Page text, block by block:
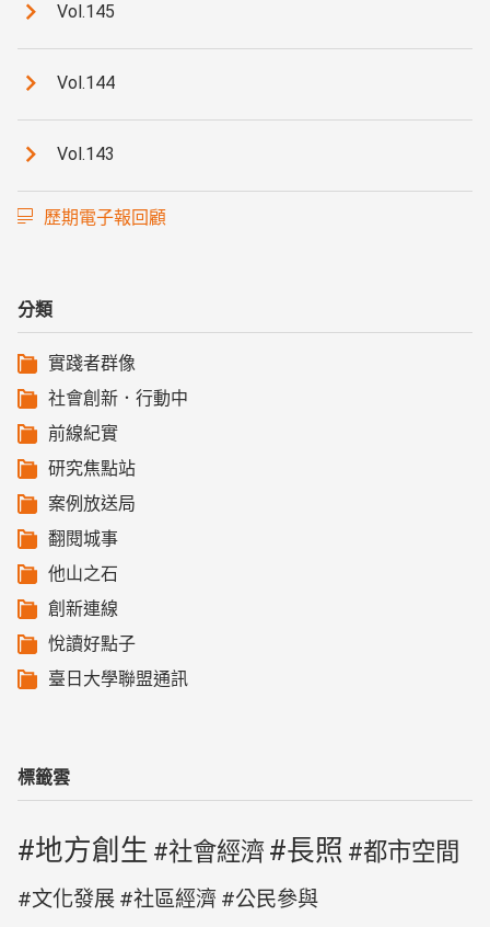
Vol.145
Vol.144
Vol.143
歷期電子報回顧
分類
實踐者群像
社會創新．行動中
前線紀實
研究焦點站
案例放送局
翻閱城事
他山之石
創新連線
悅讀好點子
臺日大學聯盟通訊
標籤雲
地方創生 社會經濟 長照 都市空間
文化發展 社區經濟 公民參與